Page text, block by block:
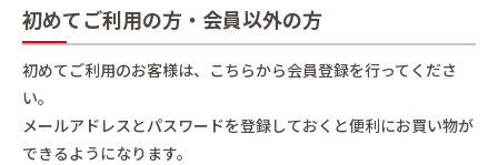
初めてご利用の方・会員以外の方
初めてご利用のお客様は、こちらから会員登録を行ってくださ
い。
メールアドレスとパスワードを登録しておくと便利にお買い物が
できるようになります。